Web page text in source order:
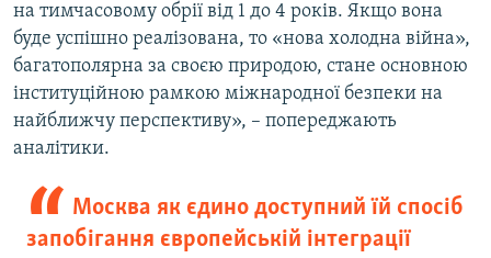
на тимчасовому обрії від 1 до 4 років. Якщо вона
буде успішно реалізована, то «нова холодна війна»,
багатополярна за своєю природою, стане основною
інституційною рамкою міжнародної безпеки на
найближчу перспективу», – попереджають
аналітики.
Москва як єдино доступний їй спосіб
запобігання європейській інтеграції